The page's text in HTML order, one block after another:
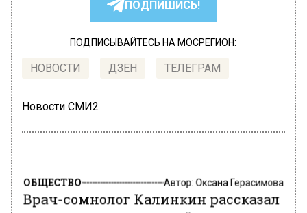
ПОДПИШИСЬ!
ПОДПИСЫВАЙТЕСЬ НА МОСРЕГИОН:
НОВОСТИ ДЗЕН ТЕЛЕГРАМ
Новости СМИ2
ОБЩЕСТВО Автор: Оксана Герасимова
Врач-сомнолог Калинкин рассказал